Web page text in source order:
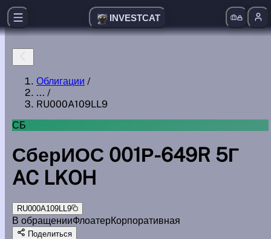
INVESTCAT
Облигации /
... /
RU000A109LL9
СБ
СберИОС 001Р-649R 5Г
AC LKOH
RU000A109LL9
В обращенииФлоатерКорпоративная
Поделиться